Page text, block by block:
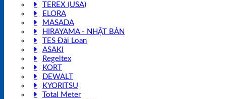
TEREX (USA)
ELORA
MASADA
HIRAYAMA - NHẬT BẢN
TES Đài Loan
ASAKI
Regeltex
KORT
DEWALT
KYORITSU
Total Meter